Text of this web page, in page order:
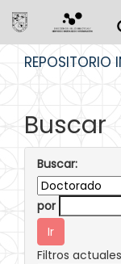
REPOSITORIO
Buscar
Buscar:
por
Filtros